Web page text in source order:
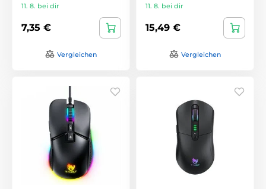
11. 8. bei dir
7,35 €
Vergleichen
11. 8. bei dir
15,49 €
Vergleichen